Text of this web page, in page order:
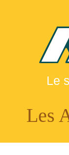
Le
Les